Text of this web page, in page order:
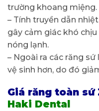
trường khoang miệng.
– Tính truyền dẫn
gây cảm giác khó
nóng lạnh.
– Ngoài ra các răng
vệ sinh hơn, do đó
Giá răng toàn
Haki Dental